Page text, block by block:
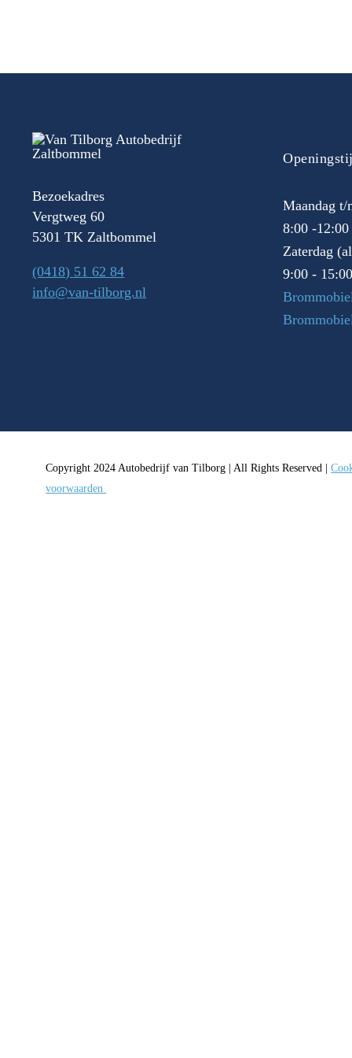
Bezoekadres
Vergtweg 60
5301 TK Zaltbommel
(0418) 51 62 84
info@van-tilborg.nl
Maandag
8:00 -
Zaterdag
9:00 -
Copyright 2024 Autobedrijf van Tilborg | All Rights Reserved |
voorwaarden